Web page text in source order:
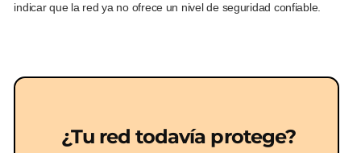
indicar que la red ya no ofrece un nivel de seguridad confiable.
️ ¿Tu red todavía protege?